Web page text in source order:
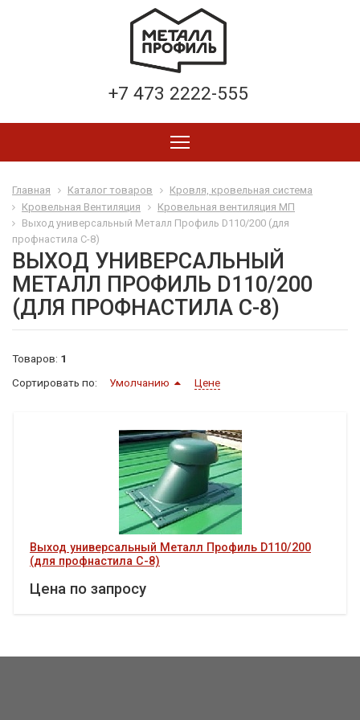
+7 473 2222-555
Главная Каталог товаров
Кровля, кровельная система
Кровельная Вентиляция
Кровельная вентиляция МП
Выход универсальный Металл Профиль D110/200 (для
профнастила С-8)
ВЫХОД УНИВЕРСАЛЬНЫЙ
МЕТАЛЛ ПРОФИЛЬ D110/200
(ДЛЯ ПРОФНАСТИЛА С-8)
Товаров: 1
Сортировать по:
Умолчанию Цене
Выход универсальный Металл Профиль D110/200
(для профнастила С-8)
Цена по запросу